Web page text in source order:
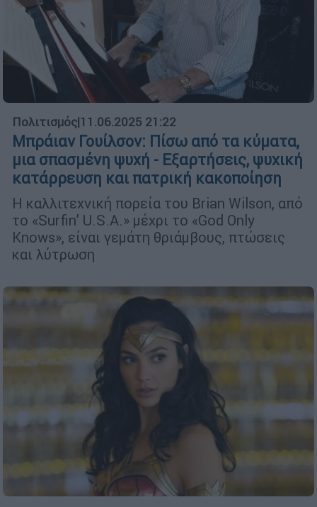
Πολιτισμός|11.06.2025 21:22
Μπράιαν Γουίλσον: Πίσω από τα κύματα,
μια σπασμένη ψυχή - Εξαρτήσεις, ψυχική
κατάρρευση και πατρική κακοποίηση
Η καλλιτεχνική πορεία του Brian Wilson, από
το «Surfin’ U.S.A.» μέχρι το «God Only
Knows», είναι γεμάτη θριάμβους, πτώσεις
και λύτρωση